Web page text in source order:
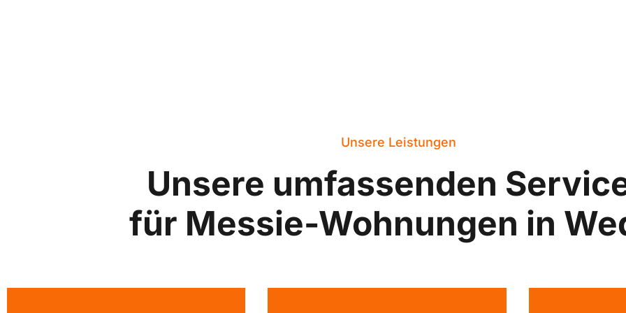
Unsere Leistungen
Unsere umfassenden
für Messie-Wohnungen in